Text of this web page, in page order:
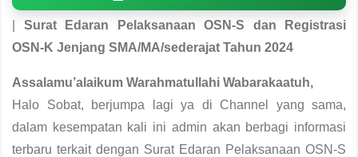
Surat Edaran Pelaksanaan OSN-S dan Registrasi
OSN-K Jenjang SMA/MA/sederajat Tahun 2024
Assalamu’alaikum Warahmatullahi Wabarakaatuh,
Halo Sobat, berjumpa lagi ya di Channel yang sama,
dalam kesempatan kali ini admin akan berbagi informasi
terbaru terkait dengan Surat Edaran Pelaksanaan OSN-S